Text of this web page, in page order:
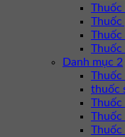
Thuốc
Thuốc
Thuốc
Danh mục 2
Thuốc
thuốc
Thuốc
Thuốc
Thuốc